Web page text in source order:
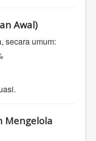
Awal)
secara umum:
Mengelola